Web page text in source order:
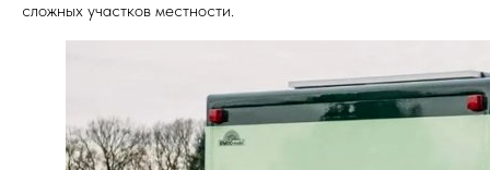
сложных участков местности.